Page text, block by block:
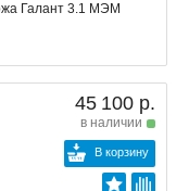
Галант 3.1 МЭМ
45 100 р.
в наличии
В корзину